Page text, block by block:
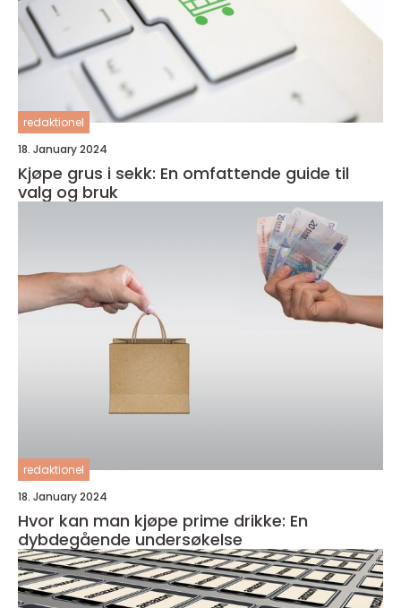
redaktionel
18. January 2024
Kjøpe grus i sekk: En omfattende guide til
valg og bruk
redaktionel
18. January 2024
Hvor kan man kjøpe prime drikke: En
dybdegående undersøkelse